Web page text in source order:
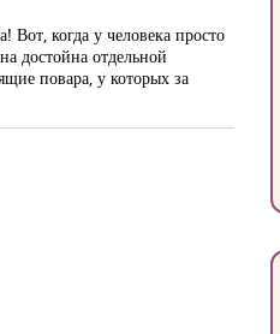
когда у человека просто
достойна отдельной
повара, у которых за